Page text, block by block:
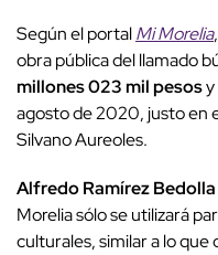
Según el portalMi Morelia
obra pública del llamado
millones 023 mil pesosy
agosto de 2020, justo en
Silvano Aureoles.
Alfredo Ramírez Bedolla
Morelia sólo se utilizará
culturales, similar a lo que